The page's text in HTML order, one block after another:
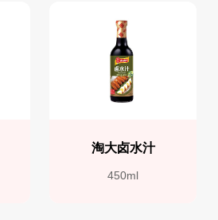
淘大卤水汁
450ml